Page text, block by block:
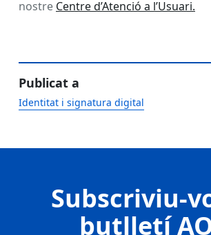
nostre Centre d’Atenció a l’Usuari.
Publicat a
Identitat i signatura digital
Subscriviu-
butlletí